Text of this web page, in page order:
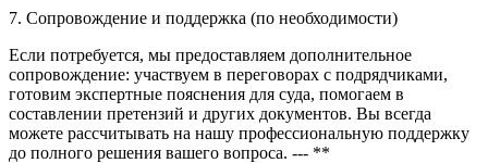
7. Сопровождение и поддержка (по необходимости)
Если потребуется, мы предоставляем дополнительное
сопровождение: участвуем в переговорах с подрядчиками,
готовим экспертные пояснения для суда, помогаем в
составлении претензий и других документов. Вы всегда
можете рассчитывать на нашу профессиональную поддержку
до полного решения вашего вопроса. --- **